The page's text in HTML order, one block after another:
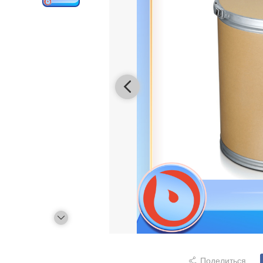
Поделиться